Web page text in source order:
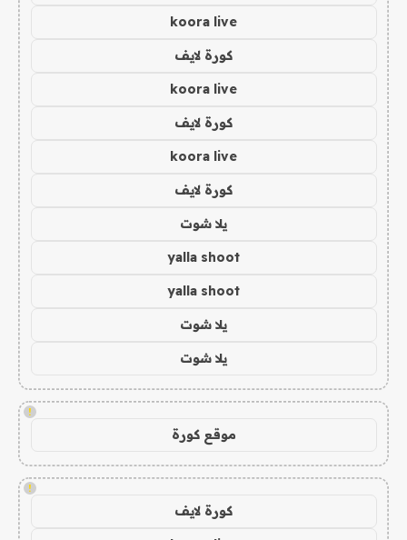
koora live
كورة لايف
koora live
كورة لايف
koora live
كورة لايف
يلا شوت
yalla shoot
yalla shoot
يلا شوت
يلا شوت
!
موقع كورة
!
كورة لايف